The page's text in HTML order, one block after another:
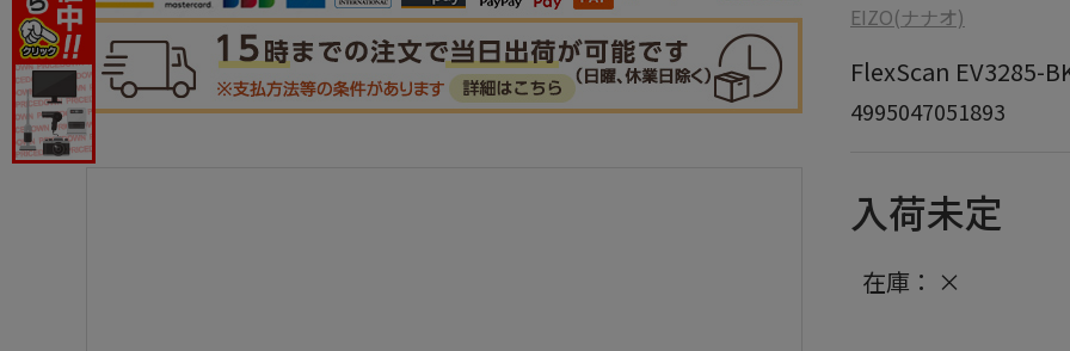
EIZO(ナナオ)
FlexScan EV3285-
4995047051893
入荷未定
在庫： ×